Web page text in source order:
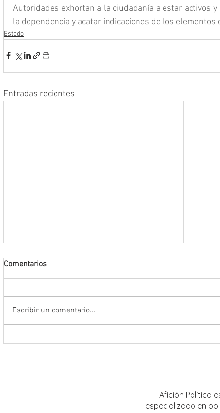
Autoridades exhortan a la ciudadanía a estar activos
la dependencia y acatar indicaciones de los elementos
Estado
Entradas recientes
Comentarios
Escribir un comentario...
Afición Política
especializado en